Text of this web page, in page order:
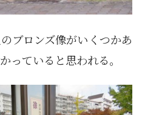
ブロンズ像がいくつかあ
っていると思われる。